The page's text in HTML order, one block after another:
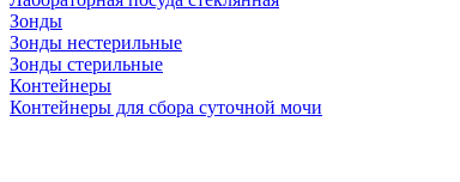
Зонды
Зонды нестерильные
Зонды стерильные
Контейнеры
Контейнеры для сбора суточной мочи